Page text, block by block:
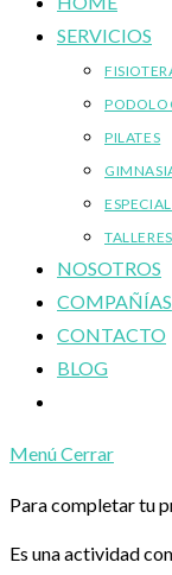
SERVICIOS
PILATES
TALLERES
NOSOTROS
COMPAÑÍAS
CONTACTO
BLOG
de
la
MenúCerrar
Para completar tu
Es una actividad